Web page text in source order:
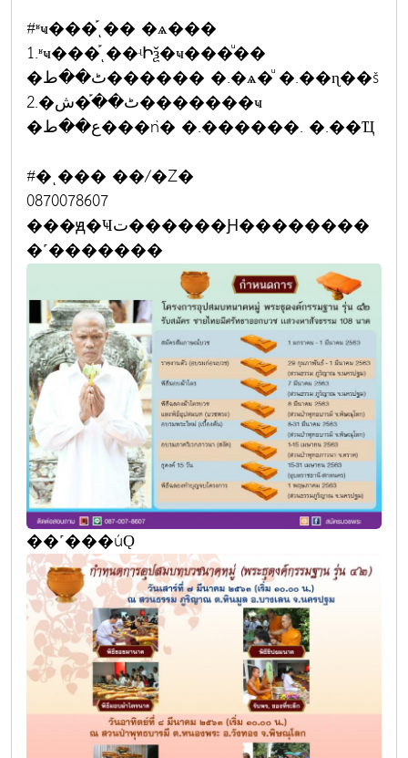
#ʶҹ���֡ͺ�� �ѧ���
1.ʶҹ���֡ͺ��ʵԻѯ�ҹ���ͧ��
�ٹ��ط������ �.�ѧ�ͧ �.��ɳ��š
2.�ٹ��֡�ش�������ҹ
�ع��ط���ǹ� �.������. �.��Ҵ
#�ͺ��� ��/�Ź�
0870078607
���ԭ�Ҹت������Ԩ��������
�˹�������
��˹���úǪ